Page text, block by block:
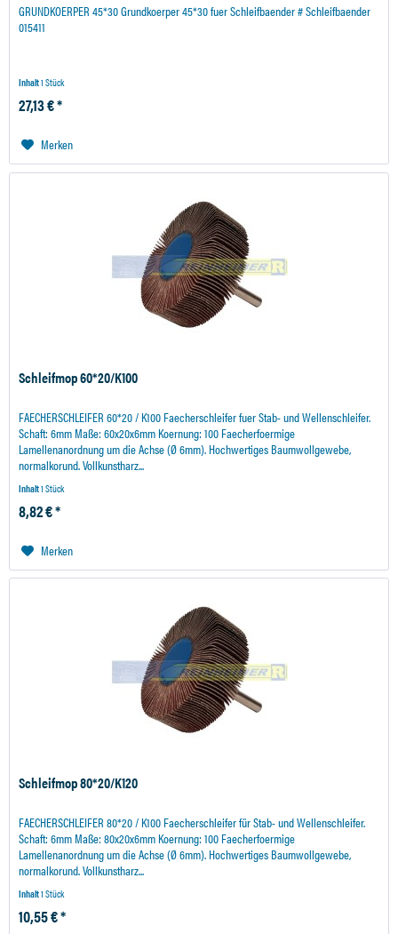
GRUNDKOERPER 45*30 Grundkoerper 45*30 fuer Schleifbaender # Schleifbaender
015411
Inhalt1 Stück
27,13 € *
Merken
Schleifmop 60*20/K100
FAECHERSCHLEIFER 60*20 / K100 Faecherschleifer fuer Stab- und Wellenschleifer.
Schaft: 6mm Maße: 60x20x6mm Koernung: 100 Faecherfoermige
Lamellenanordnung um die Achse (Ø 6mm). Hochwertiges Baumwollgewebe,
normalkorund. Vollkunstharz...
Inhalt1 Stück
8,82 € *
Merken
Schleifmop 80*20/K120
FAECHERSCHLEIFER 80*20 / K100 Faecherschleifer für Stab- und Wellenschleifer.
Schaft: 6mm Maße: 80x20x6mm Koernung: 100 Faecherfoermige
Lamellenanordnung um die Achse (Ø 6mm). Hochwertiges Baumwollgewebe,
normalkorund. Vollkunstharz...
Inhalt1 Stück
10,55 € *